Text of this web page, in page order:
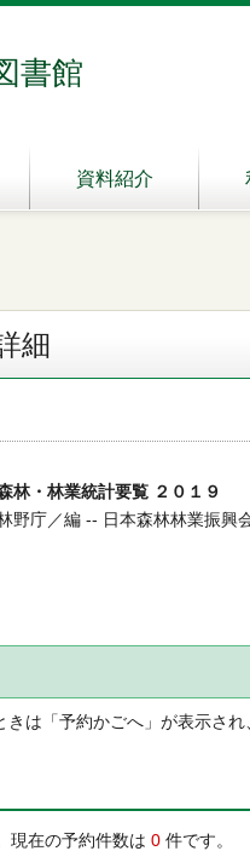
書館
資料紹介
細
林・林業統計要覧 ２０１９
野庁／編 -- 日本森林林業振興
きは「予約かごへ」が表示され
現在の予約件数は 0 件です。